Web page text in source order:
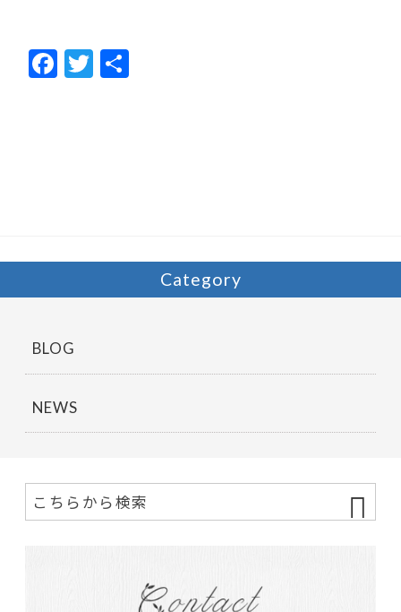
F
ac
T
w
Category
BLOG
NEWS